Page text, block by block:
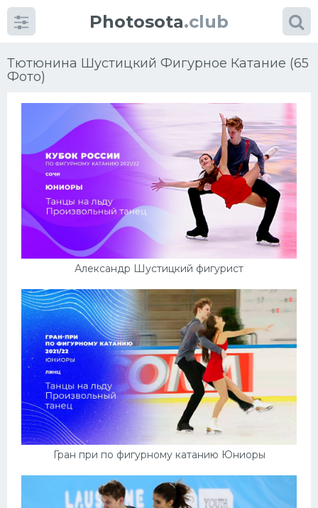
Photosota.club
Тютюнина Шустицкий Фигурное Катание (65
Фото)
Александр Шустицкий фигурист
Гран при по фигурному катанию Юниоры
Категории
Еще картинки...
Футбол
Баскетбол
Хоккей
Велогонки
Конькобежный спорт
Тренажеры
Интерьер квартиры